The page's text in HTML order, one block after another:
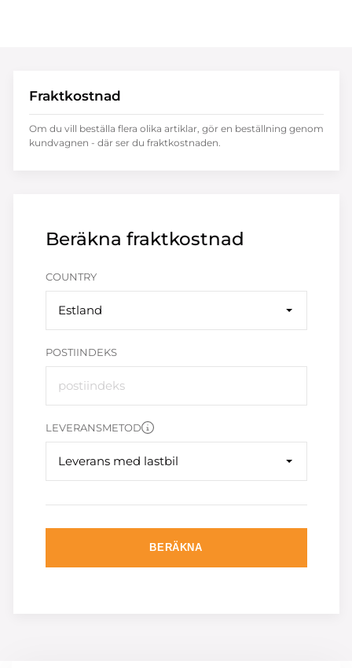
Beräkna fraktkostnad
COUNTRY
Estland
POSTIINDEKS
LEVERANSMETOD
Leverans med lastbil
BERÄKNA
Fraktkostnad
Om du vill beställa flera olika artiklar, gör en beställning genom
kundvagnen - där ser du fraktkostnaden.